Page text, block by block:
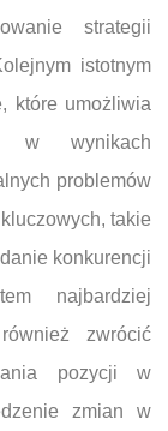
strategii
istotnym
które umożliwia
w wynikach
problemów
takie
konkurencji
najbardziej
zwrócić
pozycji w
zmian w